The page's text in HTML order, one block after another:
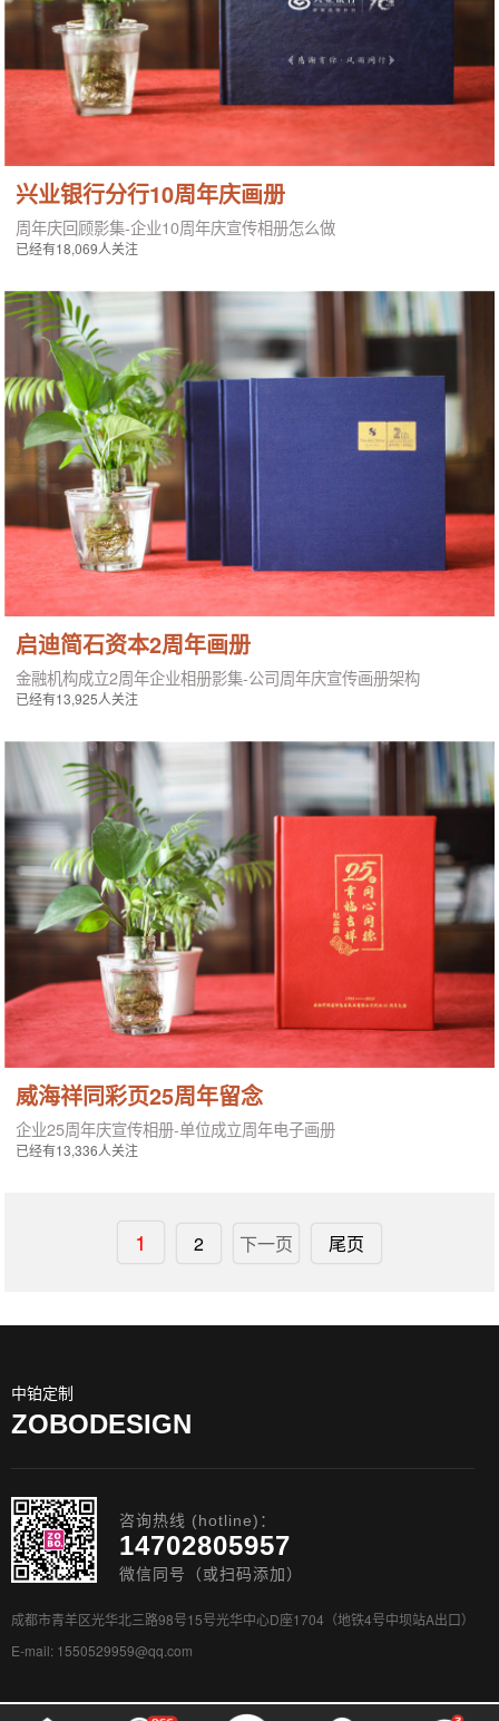
兴业银行分行10周年庆画册
周年庆回顾影集-企业10周年庆宣传相册怎么做
已经有18,069人关注
启迪简石资本2周年画册
金融机构成立2周年企业相册影集-公司周年庆宣传画册架构
已经有13,925人关注
威海祥同彩页25周年留念
企业25周年庆宣传相册-单位成立周年电子画册
已经有13,336人关注
1 2 下一页 尾页
中铂定制
ZOBODESIGN
咨询热线 (hotline)：
14702805957
微信同号（或扫码添加）
成都市青羊区光华北三路98号15号光华中心D座1704（地铁4号中坝站A出口）
E-mail: 1550529959@qq.com